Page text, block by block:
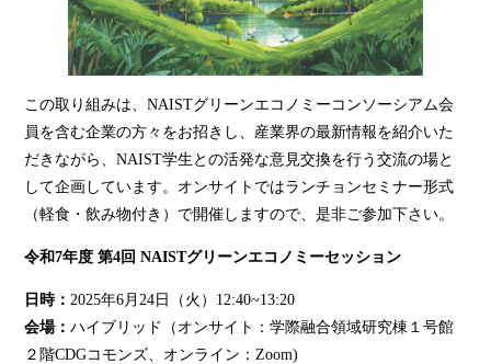
この取り組みは、NAISTグリーンエコノミーコンソーシアム会
員を含む企業の方々をお招きし、産業界の最新情報を紹介いた
だきながら、NAIST学生との活発な意見交換を行う交流の場と
して企画しています。オンサイトではランチョンセミナー形式
（軽食・飲み物付き）で開催しますので、是非ご参加下さい。
令和7年度 第4回 NAISTグリーンエコノミーセッション
日時： 2025年6月24日（火）12:40~13:20
会場：ハイブリッド（オンサイト：学際融合領域研究棟１号館
２階CDGコモンズ、オンライン：Zoom)